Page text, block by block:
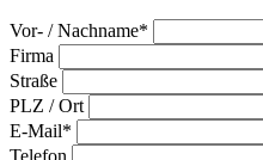
Vor- / Nachname*
Firma
Straße
PLZ / Ort
E-Mail*
Telefon